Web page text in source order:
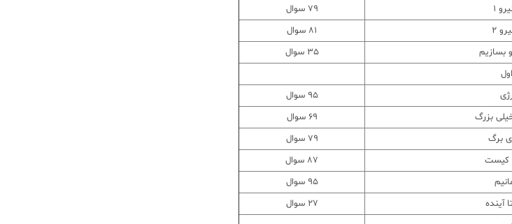
79 سوال
81 سوال
35 سوال
95 سوال
69 سوال
79 سوال
87 سوال
95 سوال
27 سوال